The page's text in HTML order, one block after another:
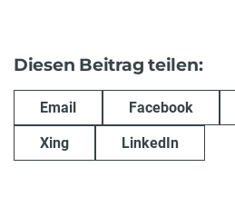
Diesen Beitrag teilen:
Email Facebook
Xing LinkedIn